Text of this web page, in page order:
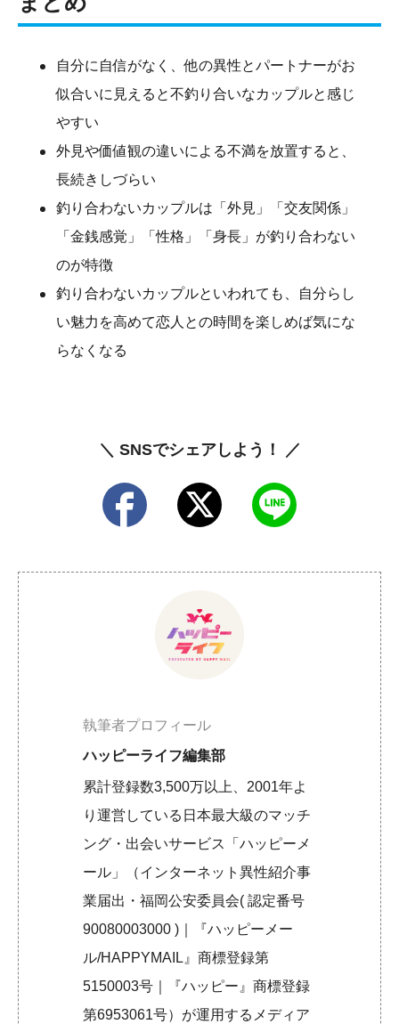
自分に自信がなく、他の異性とパートナーがお
似合いに見えると不釣り合いなカップルと感じ
やすい
外見や価値観の違いによる不満を放置すると、
長続きしづらい
釣り合わないカップルは「外見」「交友関係」
「金銭感覚」「性格」「身長」が釣り合わない
のが特徴
釣り合わないカップルといわれても、自分らし
い魅力を高めて恋人との時間を楽しめば気にな
らなくなる
＼ SNSでシェアしよう！ ／
執筆者プロフィール
ハッピーライフ編集部
累計登録数3,500万以上、2001年よ
り運営している日本最大級のマッチ
ング・出会いサービス「ハッピーメ
ール」（インターネット異性紹介事
業届出・福岡公安委員会( 認定番号
90080003000 )｜『ハッピーメー
ル/HAPPYMAIL』商標登録第
5150003号｜『ハッピー』商標登録
第6953061号）が運用するメディア